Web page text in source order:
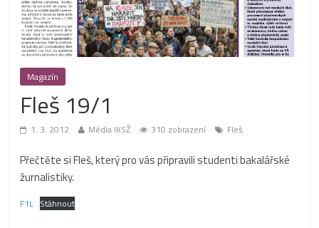
Magazín
Fleš 19/1
1. 3. 2012 Média IKSŽ 310 zobrazení Fleš
Přečtěte si Fleš, který pro vás připravili studenti bakalářské
žurnalistiky.
F1L Stáhnout